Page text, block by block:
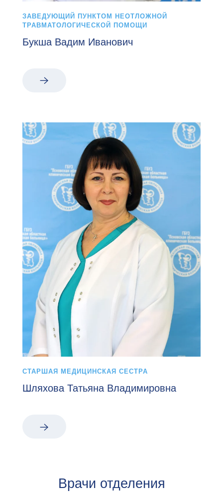
ЗАВЕДУЮЩИЙ ПУНКТОМ НЕОТЛОЖНОЙ
ТРАВМАТОЛОГИЧЕСКОЙ ПОМОЩИ
Букша Вадим Иванович
СТАРШАЯ МЕДИЦИНСКАЯ СЕСТРА
Шляхова Татьяна Владимировна
Врачи отделения